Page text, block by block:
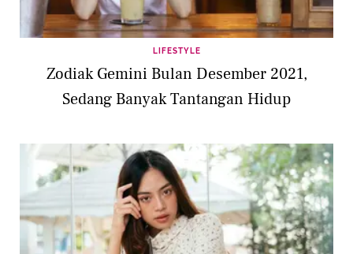
LIFESTYLE
Zodiak Gemini Bulan Desember 2021,
Sedang Banyak Tantangan Hidup